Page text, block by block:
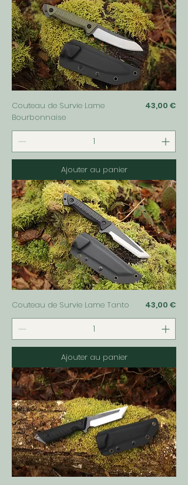
Couteau de Survie Lame
Bourbonnaise
Prix
43,00 €
Ajouter au panier
Couteau de Survie Lame Tanto Prix
43,00 €
Ajouter au panier